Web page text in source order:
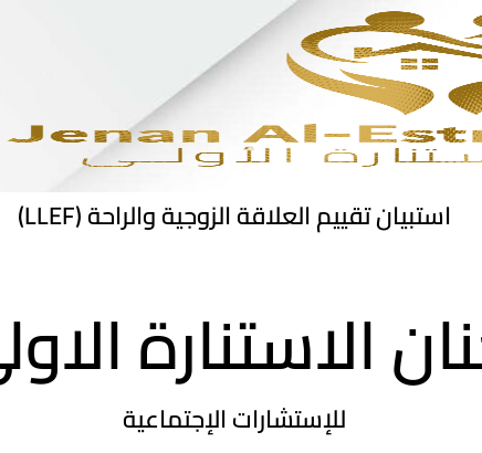
استبيان تقييم العلاقة الزوجية والراحة (LLEF)
الاستنارة
للإستشارات الإجتماعية